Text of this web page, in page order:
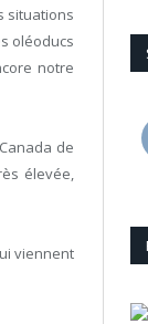
situations
oléoducs
notre
de
élevée,
viennent